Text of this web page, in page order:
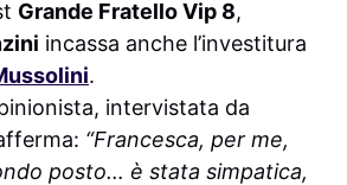
Grande Fratello Vip 8,
incassa anche l’investitura
.
intervistata da
“Francesca, per me,
posto… è stata simpatica,